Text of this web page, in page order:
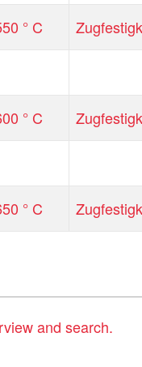
° C
° C
° C
and search.